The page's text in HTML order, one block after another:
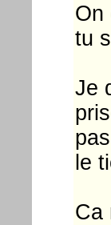
On
tu
Je
le
Ca